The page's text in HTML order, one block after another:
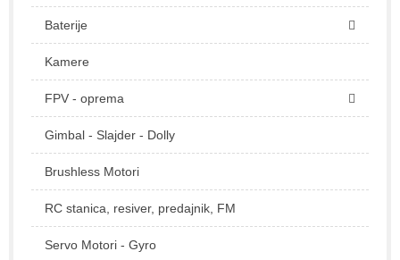
Baterije
Kamere
FPV - oprema
Gimbal - Slajder - Dolly
Brushless Motori
RC stanica, resiver, predajnik, FM
Servo Motori - Gyro